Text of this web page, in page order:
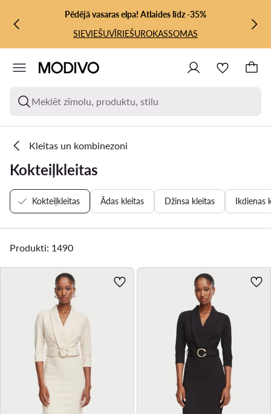
PĀRIET UZ GALVENO SATURU
PĀRIET UZ MEKLĒŠANUPēdējā vasaras elpa! Atlaides līdz -35%
SIEVIEŠUVĪRIEŠUROKASSOMAS
Meklēt zīmolu, produktu, stilu
Kleitas un kombinezoni
Kokteiļkleitas
Kokteiļkleitas Ādas kleitas Džinsa kleitas Ikdienas
Produkti: 1490